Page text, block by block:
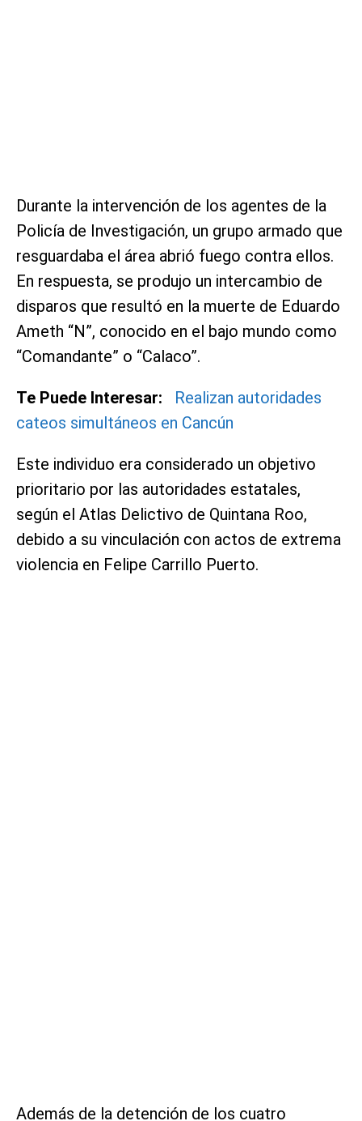
Durante la intervención de los agentes de la
Policía de Investigación, un grupo armado que
resguardaba el área abrió fuego contra ellos.
En respuesta, se produjo un intercambio de
disparos que resultó en la muerte de Eduardo
Ameth “N”, conocido en el bajo mundo como
“Comandante” o “Calaco”.
Te Puede Interesar:
Realizan autoridades
cateos simultáneos en Cancún
Este individuo era considerado un objetivo
prioritario por las autoridades estatales,
según el Atlas Delictivo de Quintana Roo,
debido a su vinculación con actos de extrema
violencia en Felipe Carrillo Puerto.
Además de la detención de los cuatro